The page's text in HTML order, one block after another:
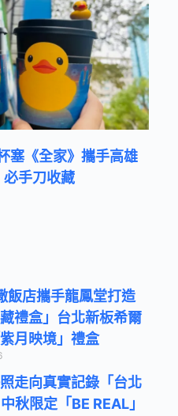
塞《全家》攜手高雄
手刀收藏
飯店攜手龍鳳堂打造
藏禮盒」台北新板希爾
月映境」禮盒
走向真實記錄「台北
秋限定「BE REAL」